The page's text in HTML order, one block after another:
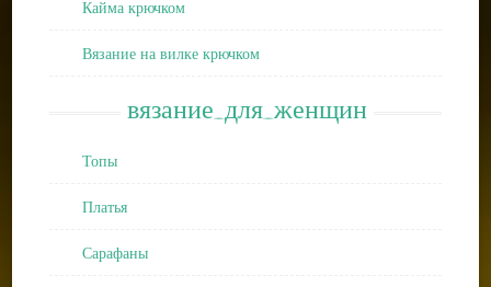
Кайма крючком
Вязание на вилке крючком
вязание_для_женщин
Топы
Платья
Сарафаны